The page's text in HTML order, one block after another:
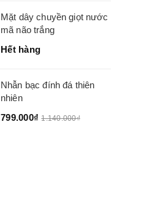
Mặt dây chuyền giọt nước
mã não trắng
Hết hàng
Nhẫn bạc đính đá thiên
nhiên
799.000₫ 1.140.000₫